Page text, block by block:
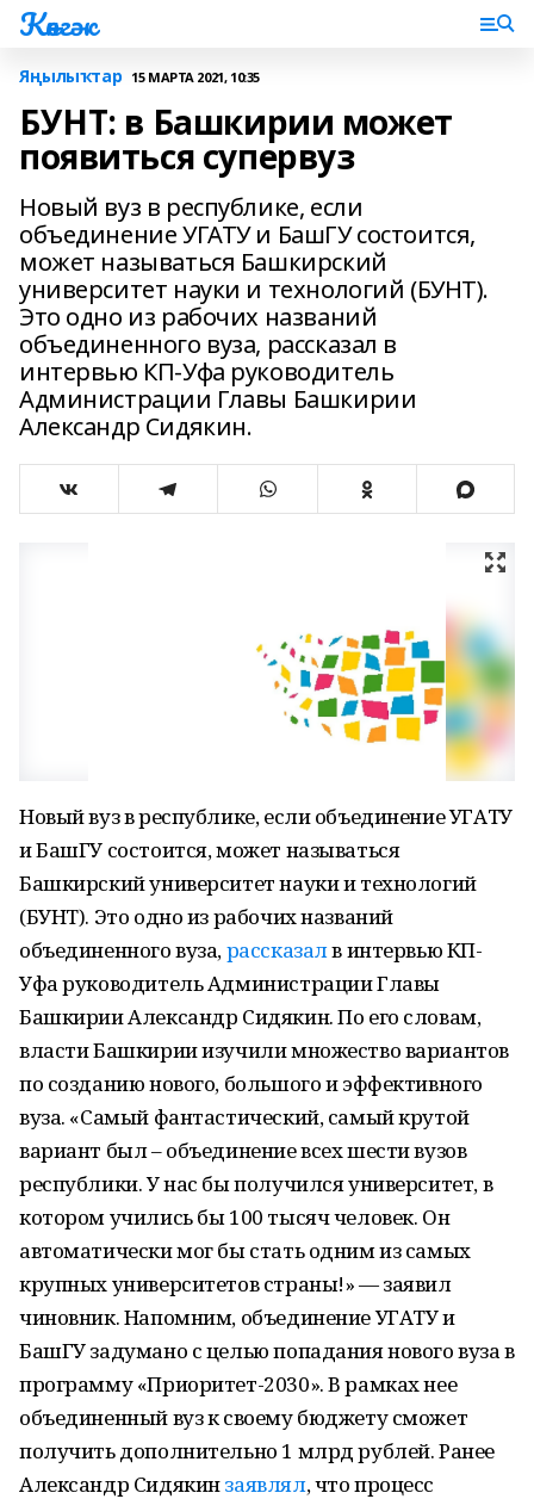
Көнгәк
Яңылыҡтар 15 МАРТА 2021, 10:35
БУНТ: в Башкирии может
появиться супервуз
Новый вуз в республике, если
объединение УГАТУ и БашГУ состоится,
может называться Башкирский
университет науки и технологий (БУНТ).
Это одно из рабочих названий
объединенного вуза, рассказал в
интервью КП-Уфа руководитель
Администрации Главы Башкирии
Александр Сидякин.
Новый вуз в республике, если объединение УГАТУ
и БашГУ состоится, может называться
Башкирский университет науки и технологий
(БУНТ). Это одно из рабочих названий
объединенного вуза,рассказалв интервью КП-
Уфа руководитель Администрации Главы
Башкирии Александр Сидякин. По его словам,
власти Башкирии изучили множество вариантов
по созданию нового, большого и эффективного
вуза. «Самый фантастический, самый крутой
вариант был – объединение всех шести вузов
республики. У нас бы получился университет, в
котором учились бы 100 тысяч человек. Он
автоматически мог бы стать одним из самых
крупных университетов страны!» — заявил
чиновник. Напомним, объединение УГАТУ и
БашГУ задумано с целью попадания нового вуза в
программу «Приоритет-2030». В рамках нее
объединенный вуз к своему бюджету сможет
получить дополнительно 1 млрд рублей. Ранее
Александр Сидякинзаявлял, что процесс